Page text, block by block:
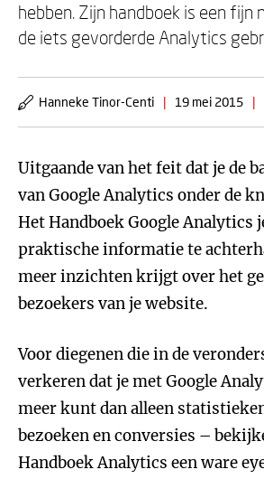
hebben. Zijn handboek is een fijn
de iets gevorderde Analytics
Hanneke Tinor-Centi | 19 mei 2015 |
Uitgaande van het feit dat je de
van Google Analytics onder de
Het Handboek Google Analytics
praktische informatie te
meer inzichten krijgt over het
bezoekers van je website.
Voor diegenen die in de
verkeren dat je met Google
meer kunt dan alleen
bezoeken en conversies –
Handboek Analytics een ware